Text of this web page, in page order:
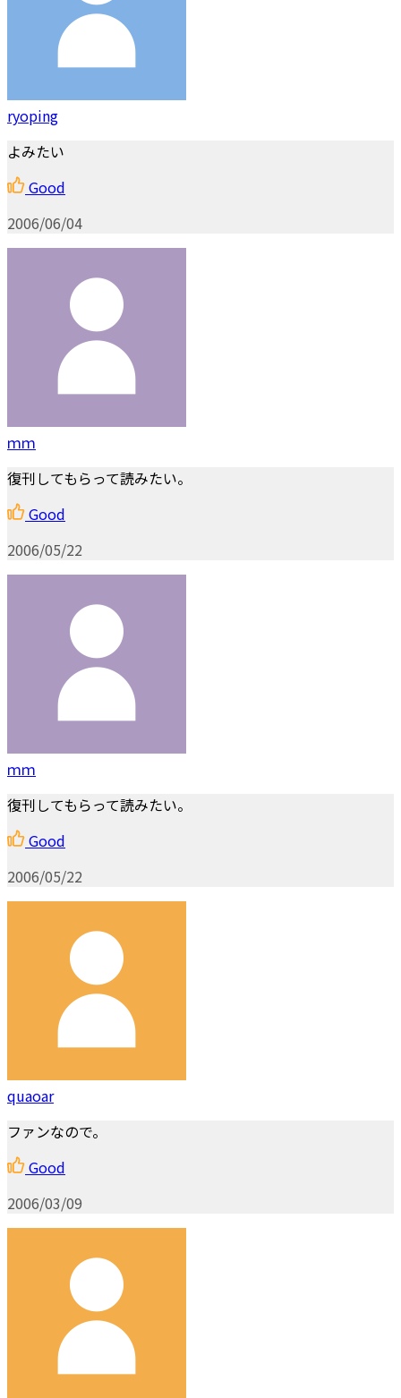
ryoping
よみたい
Good
2006/06/04
ｍｍ
復刊してもらって読みたい。
Good
2006/05/22
ｍｍ
復刊してもらって読みたい。
Good
2006/05/22
quaoar
ファンなので。
Good
2006/03/09